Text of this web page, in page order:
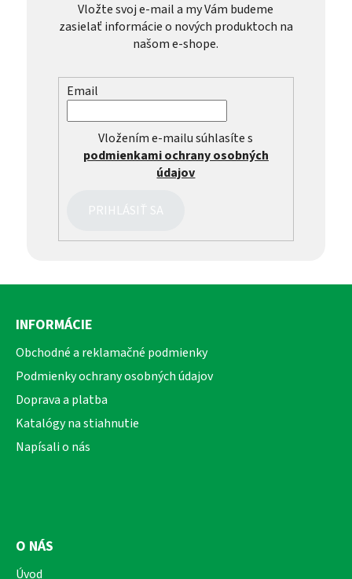
Vložte svoj e-mail a my Vám budeme
zasielať informácie o nových produktoch na
našom e-shope.
Email
Vložením e-mailu súhlasíte s
podmienkami ochrany osobných
údajov
PRIHLÁSIŤ SA
Z
INFORMÁCIE
Obchodné a reklamačné podmienky
Podmienky ochrany osobných údajov
Doprava a platba
Katalógy na stiahnutie
Napísali o nás
O NÁS
Úvod